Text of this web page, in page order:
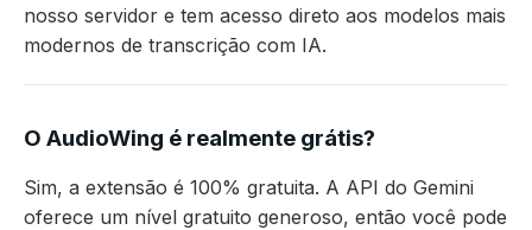
nosso servidor e tem acesso direto aos modelos mais
modernos de transcrição com IA.
O AudioWing é realmente grátis?
Sim, a extensão é 100% gratuita. A API do Gemini
oferece um nível gratuito generoso, então você pode